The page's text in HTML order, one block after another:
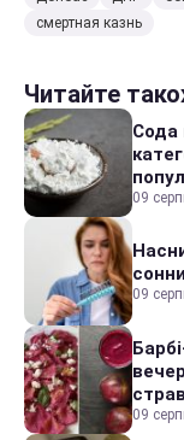
смертная казнь
Читайте
Сода
09
09
09